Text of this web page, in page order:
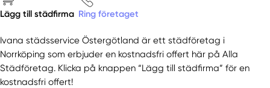
Lägg till städfirma Ring företaget
Ivana städsservice Östergötland är ett städföretag i
Norrköping som erbjuder en kostnadsfri offert här på Alla
Städföretag. Klicka på knappen “Lägg till städfirma” för en
kostnadsfri offert!